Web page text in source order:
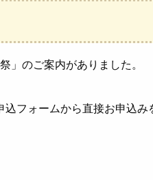
」のご案内がありました。
フォームから直接お申込み